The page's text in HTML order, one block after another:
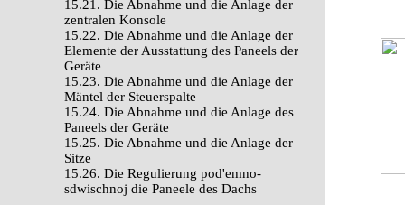
15.21. Die Abnahme und die Anlage der
zentralen Konsole
15.22. Die Abnahme und die Anlage der
Elemente der Ausstattung des Paneels der
Geräte
15.23. Die Abnahme und die Anlage der
Mäntel der Steuerspalte
15.24. Die Abnahme und die Anlage des
Paneels der Geräte
15.25. Die Abnahme und die Anlage der
Sitze
15.26. Die Regulierung pod'emno-
sdwischnoj die Paneele des Dachs